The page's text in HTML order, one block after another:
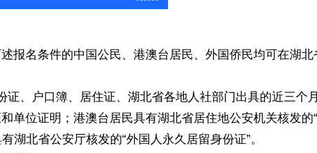
报名条件的中国公民、港澳台居民、外国侨民均可在湖北
证、户口簿、居住证、湖北省各地人社部门出具的近三个
单位证明；港澳台居民具有湖北省居住地公安机关核发的
湖北省公安厅核发的“外国人永久居留身份证”。